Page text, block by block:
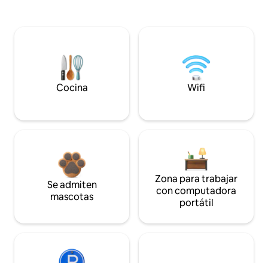
Cocina Wifi
Se admiten
mascotas
Zona para trabajar
con computadora
portátil